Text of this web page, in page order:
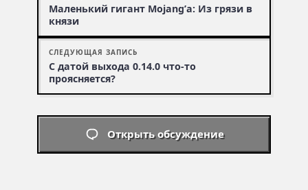
Маленький гигант Mojang’а: Из грязи в
князи
СЛЕДУЮЩАЯ ЗАПИСЬ
С датой выхода 0.14.0 что-то
проясняется?
Открыть обсуждение